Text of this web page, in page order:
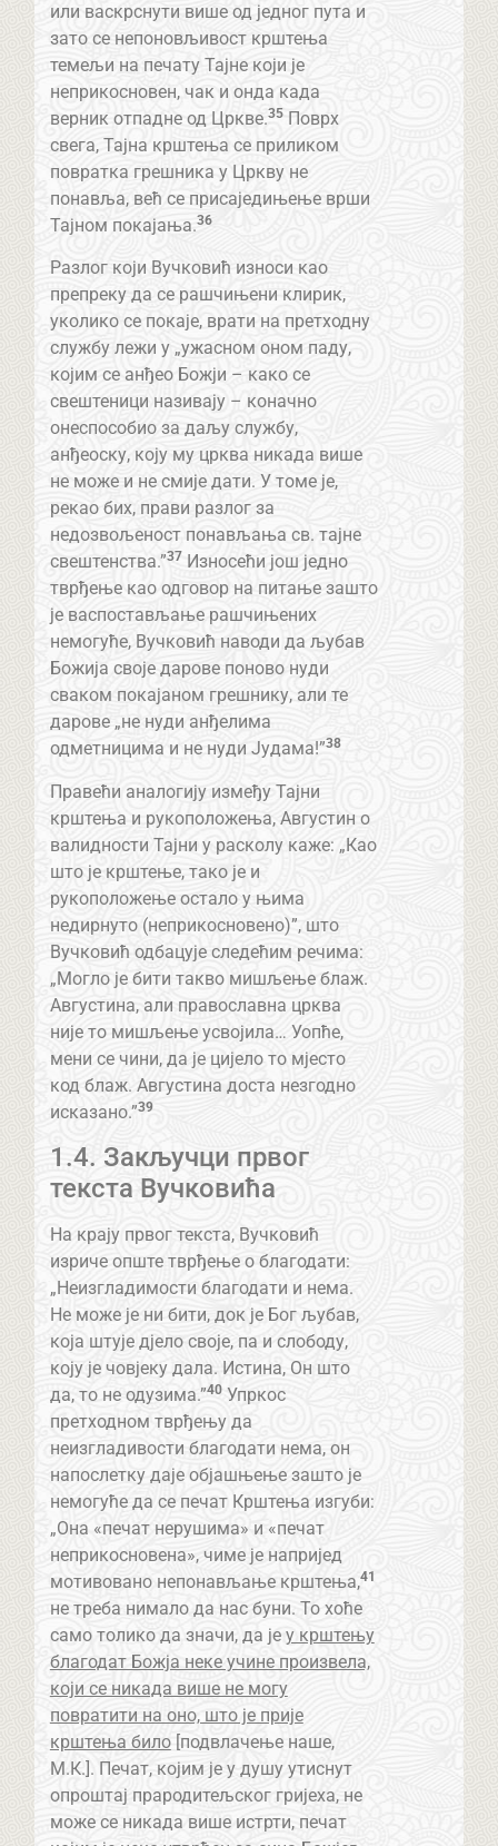
или васкрснути више од једног пута и
зато се непоновљивост крштења
темељи на печату Тајне који је
неприкосновен, чак и онда када
верник отпадне од Цркве.35Поврх
свега, Тајна крштења се приликом
повратка грешника у Цркву не
понавља, већ се присаједињење врши
Тајном покајања.36
Разлог који Вучковић износи као
препреку да се рашчињени клирик,
уколико се покаје, врати на претходну
службу лежи у „ужасном оном паду,
којим се анђео Божји – како се
свештеници називају – коначно
онеспособио за даљу службу,
анђеоску, коју му црква никада више
не може и не смије дати. У томе је,
рекао бих, прави разлог за
недозвољеност понављања св. тајне
свештенства.”37 Износећи још једно
тврђење као одговор на питање зашто
је васпостављање рашчињених
немогуће, Вучковић наводи да љубав
Божија своје дарове поново нуди
сваком покајаном грешнику, али те
дарове „не нуди анђелима
одметницима и не нуди Јудама!”38
Правећи аналогију између Тајни
крштења и рукоположења, Августин о
валидности Тајни у расколу каже: „Као
што је крштење, тако је и
рукоположење остало у њима
недирнуто (неприкосновено)”, што
Вучковић одбацује следећим речима:
„Могло је бити такво мишљење блаж.
Августина, али православна црква
није то мишљење усвојила… Уопће,
мени се чини, да је цијело то мјесто
код блаж. Августина доста незгодно
исказано.”39
1.4. Закључци првог
текста Вучковића
На крају првог текста, Вучковић
изриче опште тврђење о благодати:
„Неизгладимости благодати и нема.
Не може је ни бити, док је Бог љубав,
која штује дјело своје, па и слободу,
коју је човјеку дала. Истина, Он што
да, то не одузима.”40Упркос
претходном тврђењу да
неизгладивости благодати нема, он
напослетку даје објашњење зашто је
немогуће да се печат Крштења изгуби:
„Она «печат нерушима» и «печат
неприкосновена», чиме је напријед
мотивовано непонављање крштења,41
не треба нимало да нас буни. То хоће
само толико да значи, да је у крштењу
благодат Божја неке учине произвела,
који се никада више не могу
повратити на оно, што је прије
крштења било[подвлачење наше,
М.К.]. Печат, којим је у душу утиснут
опроштај прародитељског гријеха, не
може се никада више истрти, печат